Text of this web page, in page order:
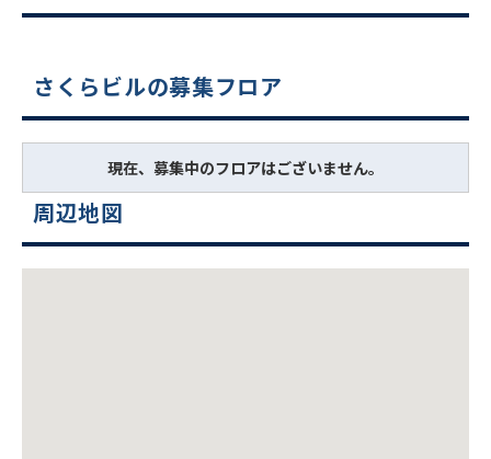
さくらビルの募集フロア
現在、募集中のフロアはございません。
周辺地図